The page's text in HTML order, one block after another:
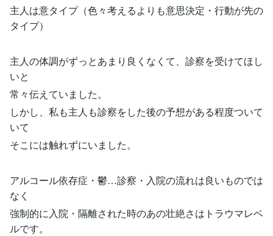
主人は意タイプ（色々考えるよりも意思決定・行動が先の
タイプ）
主人の体調がずっとあまり良くなくて、診察を受けてほし
いと
常々伝えていました。
しかし、私も主人も診察をした後の予想がある程度ついて
いて
そこには触れずにいました。
アルコール依存症・鬱…診察・入院の流れは良いものでは
なく
強制的に入院・隔離された時のあの壮絶さはトラウマレベ
ルです。